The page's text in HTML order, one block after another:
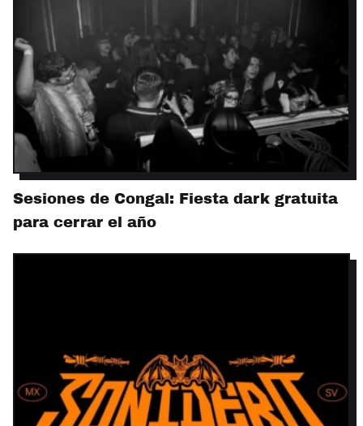
Sesiones de Congal: Fiesta dark gratuita
para cerrar el año